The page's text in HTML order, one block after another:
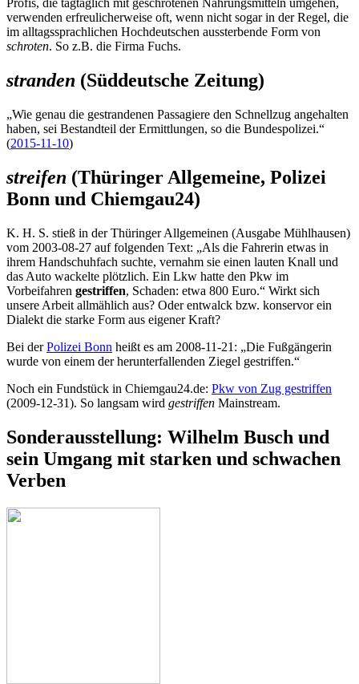
Profis, die tagtäglich mit geschrotenen Nahrungsmitteln umgehen,
verwenden erfreulicherweise oft, wenn nicht sogar in der Regel, die
im alltagssprachlichen Hochdeutschen aussterbende Form von
schroten. So z.B. die Firma Fuchs.
stranden (Süddeutsche Zeitung)
„Wie genau die gestrandenen Passagiere den Schnellzug angehalten
haben, sei Bestandteil der Ermittlungen, so die Bundespolizei.“
(2015-11-10)
streifen (Thüringer Allgemeine, Polizei
Bonn und Chiemgau24)
K. H. S. stieß in der Thüringer Allgemeinen (Ausgabe Mühlhausen)
vom 2003-08-27 auf folgenden Text: „Als die Fahrerin etwas in
ihrem Handschuhfach suchte, vernahm sie einen lauten Knall und
das Auto wackelte plötzlich. Ein Lkw hatte den Pkw im
Vorbeifahren gestriffen, Schaden: etwa 800 Euro.“ Wirkt sich
unsere Arbeit allmählich aus? Oder entwalck bzw. konservor ein
Dialekt die starke Form aus eigener Kraft?
Bei derPolizei Bonn heißt es am 2008-11-21: „Die Fußgängerin
wurde von einem der herunterfallenden Ziegel gestriffen.“
Noch ein Fundstück in Chiemgau24.de: Pkw von Zug gestriffen
(2009-12-31). So langsam wird gestriffen Mainstream.
Sonderausstellung: Wilhelm Busch und
sein Umgang mit starken und schwachen
Verben